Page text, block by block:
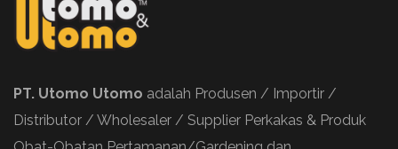
PT. Utomo Utomo adalah Produsen / Importir /
Distributor / Wholesaler / Supplier Perkakas & Produk